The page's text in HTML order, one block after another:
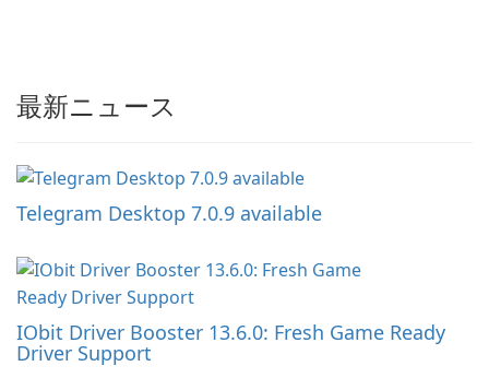
最新ニュース
Telegram Desktop 7.0.9 available
IObit Driver Booster 13.6.0: Fresh Game Ready
Driver Support